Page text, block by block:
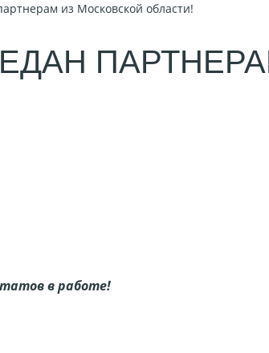
из Московской области!
в работе!